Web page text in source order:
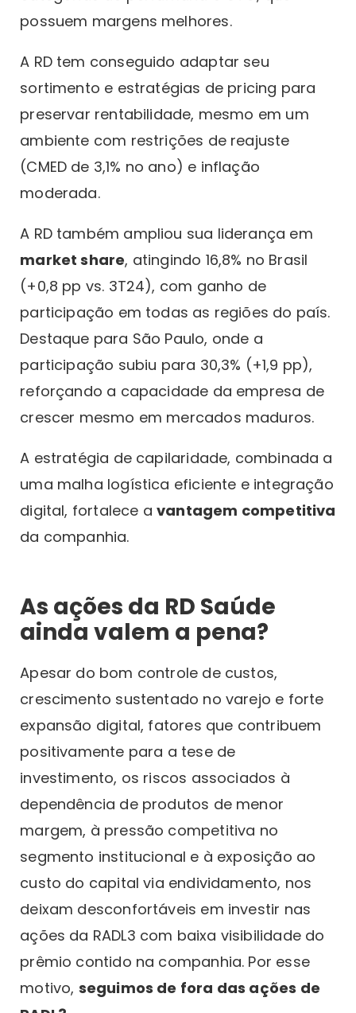
possuem margens melhores.
A RD tem conseguido adaptar seu
sortimento e estratégias de pricing para
preservar rentabilidade, mesmo em um
ambiente com restrições de reajuste
(CMED de 3,1% no ano) e inflação
moderada.
A RD também ampliou sua liderança em
market share, atingindo 16,8% no Brasil
(+0,8 pp vs. 3T24), com ganho de
participação em todas as regiões do país.
Destaque para São Paulo, onde a
participação subiu para 30,3% (+1,9 pp),
reforçando a capacidade da empresa de
crescer mesmo em mercados maduros.
A estratégia de capilaridade, combinada a
uma malha logística eficiente e integração
digital, fortalece a vantagem competitiva
da companhia.
As ações da RD Saúde
ainda valem a pena?
Apesar do bom controle de custos,
crescimento sustentado no varejo e forte
expansão digital, fatores que contribuem
positivamente para a tese de
investimento, os riscos associados à
dependência de produtos de menor
margem, à pressão competitiva no
segmento institucional e à exposição ao
custo do capital via endividamento, nos
deixam desconfortáveis em investir nas
ações da RADL3 com baixa visibilidade do
prêmio contido na companhia. Por esse
motivo, seguimos de fora das ações de